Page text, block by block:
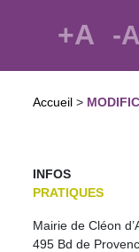
+A -A
Accueil >
INFOS
PRATIQUES
Mairie de Cléon
495 Bd de